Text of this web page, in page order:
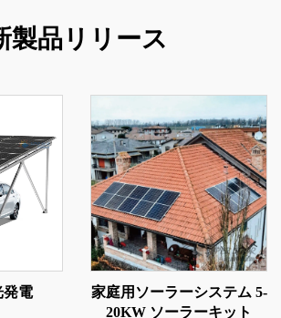
製品リリース
発電
家庭用ソーラーシステム 5-
20KW ソーラーキット